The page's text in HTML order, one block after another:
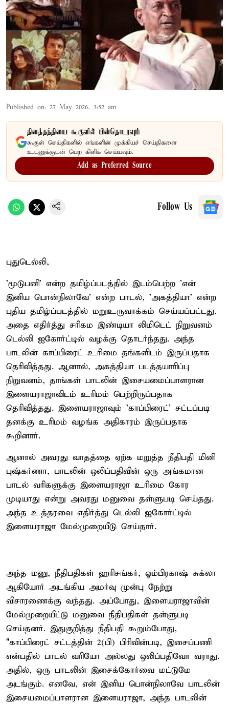
Published on: 27 May 2026, 3:52 am
தினத்தந்தியை கூகுளில் பின்தொடரவும்
கூகுள் செய்திகளில் எங்களின் முக்கியச் செய்திகளை
உடனுக்குடன் பெற கிளிக் செய்யவும்.
Add as Preferred Source
Follow Us
புதுடெல்லி,
'மூடுபனி' என்ற தமிழ்ப்படத்தில் இடம்பெற்ற 'என்
இனிய பொன்நிலாவே' என்ற பாடல், 'அகத்தியா' என்ற
புதிய தமிழ்ப்படத்தில் மறுஉருவாக்கம் செய்யப்பட்டது.
அதை எதிர்த்து சரிகம இண்டியா லிமிடெட் நிறுவனம்
டெல்லி ஐகோர்ட்டில் வழக்கு தொடர்ந்தது. அந்த
பாடலின் காப்பிரைட் உரிமை தங்களிடம் இருப்பதாக
தெரிவித்தது. ஆனால், அகத்தியா படத்தயாரிப்பு
நிறுவனம், தாங்கள் பாடலின் இசையமைப்பாளரான
இளையராஜாவிடம் உரிமம் பெற்றிருப்பதாக
தெரிவித்தது. இளையராஜாவும் 'காப்பிரைட்' சட்டப்படி
தனக்கு உரிமம் வழங்க அதிகாரம் இருப்பதாக
கூறினார்.
ஆனால் அவரது வாதத்தை ஏற்க மறுத்த நீதிபதி மினி
புஷ்கர்ணா, பாடலின் ஒலிப்பதிவின் ஒரு அங்கமான
பாடல் வரிகளுக்கு இளையராஜா உரிமை கோர
முடியாது என்று அவரது மனுவை தள்ளுபடி செய்தது.
அந்த உத்தரவை எதிர்த்து டெல்லி ஐகோர்ட்டில்
இளையராஜா மேல்முறையீடு செய்தார்.
அந்த மனு, நீதிபதிகள் ஹரிசங்கர், ஓம்பிரகாஷ் சுக்லா
ஆகியோர் அடங்கிய அமர்வு முன்பு நேற்று
விசாரணைக்கு வந்தது. அப்போது, இளையராஜாவின்
மேல்முறையீட்டு மனுவை நீதிபதிகள் தள்ளுபடி
செய்தனர். இதுகுறித்து நீதிபதி கூறும்போது,
"காப்பிரைட் சட்டத்தின் 2(பி) பிரிவின்படி, இசைப்பணி
என்பதில் பாடல் வரியோ அல்லது ஒலிப்பதிவோ வராது.
அதில், ஒரு பாடலின் இசைக்கோர்வை மட்டுமே
அடங்கும். எனவே, என் இனிய பொன்நிலாவே பாடலின்
இசையமைப்பாளரான இளையராஜா, அந்த பாடலின்